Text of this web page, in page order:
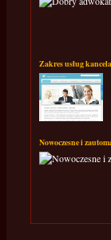
Zakres usług
Nowoczesne i